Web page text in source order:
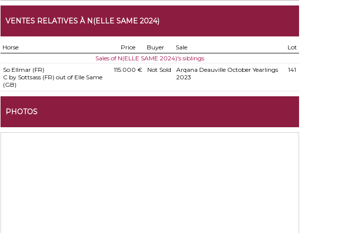
VENTES RELATIVES À N(ELLE SAME 2024)
Horse Price Buyer Sale
Lot
Sales of N(ELLE SAME 2024)'s siblings
So Ellmar (FR)
C by Sottsass (FR) out of Elle Same
(GB)
115.000 € Not Sold
Arqana Deauville October Yearlings
2023
141
PHOTOS